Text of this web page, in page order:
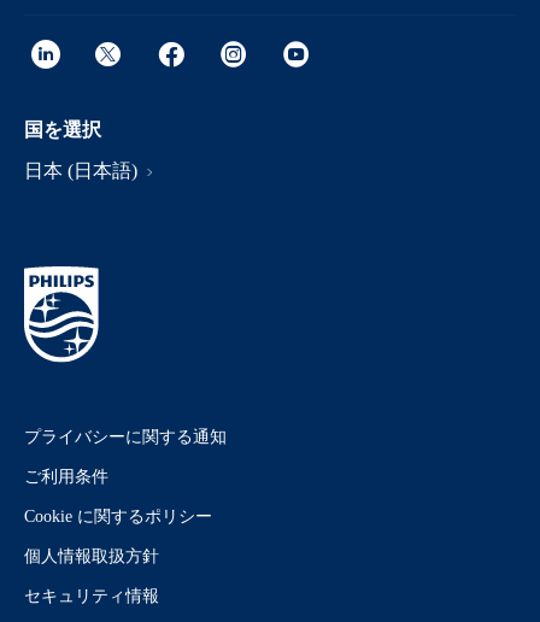
国を選択
日本 (日本語)
プライバシーに関する通知
ご利用条件
Cookie に関するポリシー
個人情報取扱方針
セキュリティ情報